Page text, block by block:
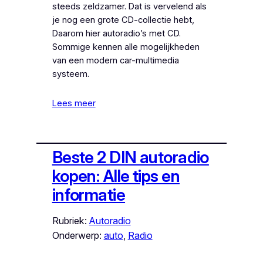
steeds zeldzamer. Dat is vervelend als
je nog een grote CD-collectie hebt,
Daarom hier autoradio’s met CD.
Sommige kennen alle mogelijkheden
van een modern car-multimedia
systeem.
Lees meer
Beste 2 DIN autoradio
kopen: Alle tips en
informatie
Rubriek: Autoradio
Onderwerp: auto, Radio